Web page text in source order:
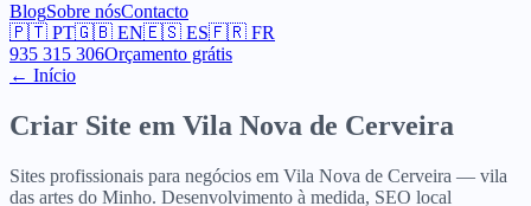
BlogSobre nósContacto
🇵🇹 PT🇬🇧 EN🇪🇸 ES🇫🇷 FR
935 315 306Orçamento grátis
← Início
Criar Site em Vila Nova de Cerveira
Sites profissionais para negócios em Vila Nova de Cerveira — vila
das artes do Minho. Desenvolvimento à medida, SEO local